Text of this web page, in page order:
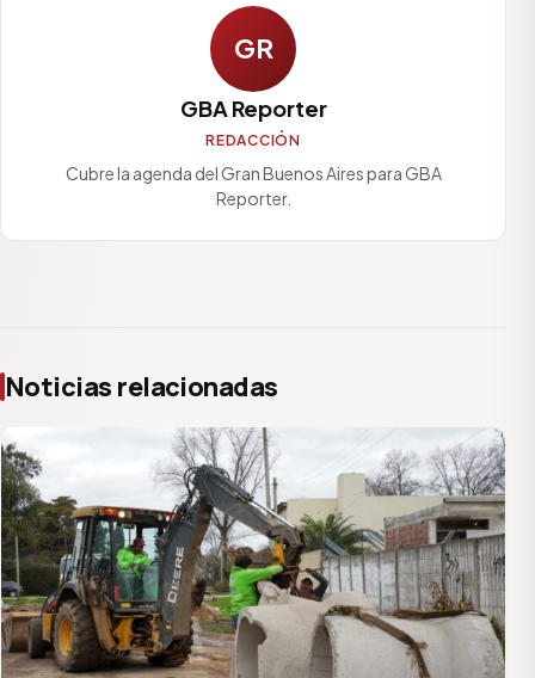
GR
GBA Reporter
REDACCIÓN
Cubre la agenda del Gran Buenos Aires para GBA
Reporter.
Noticias relacionadas